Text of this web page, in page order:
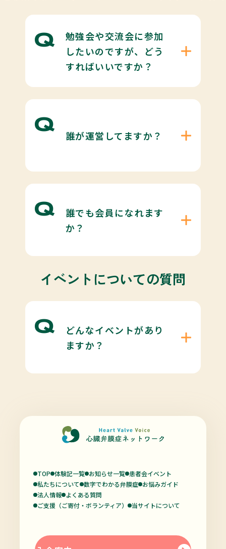
勉強会や交流会に参加
したいのですが、どう
すればいいですか？
誰が運営してますか？
誰でも会員になれます
か？
イベントについての質問
どんなイベントがあり
ますか？
TOP 体験記一覧 お知らせ一覧 患者会イベント
私たちについて 数字でわかる弁膜症 お悩みガイド
法人情報 よくある質問
ご支援（ご寄付・ボランティア）
当サイトについて